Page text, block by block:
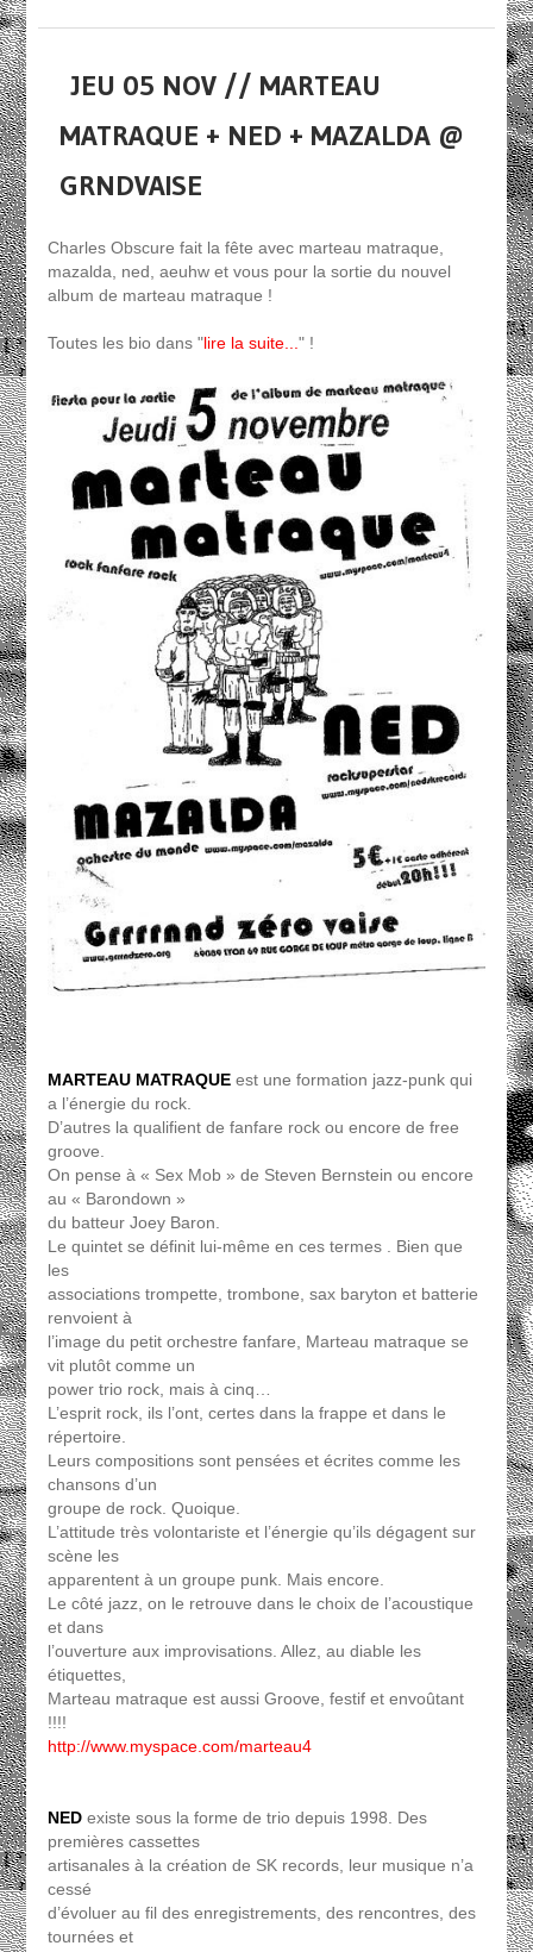
JEU 05 NOV // MARTEAU
MATRAQUE + NED + MAZALDA @
GRNDVAISE
Charles Obscure fait la fête avec marteau matraque,
mazalda, ned, aeuhw et vous pour la sortie du nouvel
album de marteau matraque !
Toutes les bio dans "lire la suite... " !
MARTEAU MATRAQUEest une formation jazz-punk qui
a l’énergie du rock.
D’autres la qualifient de fanfare rock ou encore de free
groove.
On pense à « Sex Mob » de Steven Bernstein ou encore
au « Barondown »
du batteur Joey Baron.
Le quintet se définit lui-même en ces termes . Bien que
les
associations trompette, trombone, sax baryton et batterie
renvoient à
l’image du petit orchestre fanfare, Marteau matraque se
vit plutôt comme un
power trio rock, mais à cinq…
L’esprit rock, ils l’ont, certes dans la frappe et dans le
répertoire.
Leurs compositions sont pensées et écrites comme les
chansons d’un
groupe de rock. Quoique.
L’attitude très volontariste et l’énergie qu’ils dégagent sur
scène les
apparentent à un groupe punk. Mais encore.
Le côté jazz, on le retrouve dans le choix de l’acoustique
et dans
l’ouverture aux improvisations. Allez, au diable les
étiquettes,
Marteau matraque est aussi Groove, festif et envoûtant
!!!!
http://www.myspace.com/marteau4
NEDexiste sous la forme de trio depuis 1998. Des
premières cassettes
artisanales à la création de SK records, leur musique n’a
cessé
d’évoluer au fil des enregistrements, des rencontres, des
tournées et